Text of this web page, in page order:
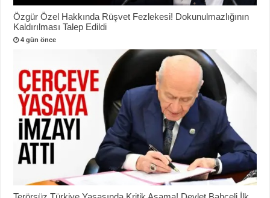
Özgür Özel Hakkında Rüşvet Fezlekesi! Dokunulmazlığının
Kaldırılması Talep Edildi
4 gün önce